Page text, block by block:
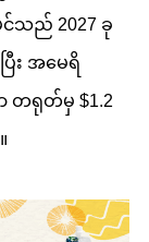
သည် 2027 ခု
း အမေရိ
ရုတ်မှ $1.2